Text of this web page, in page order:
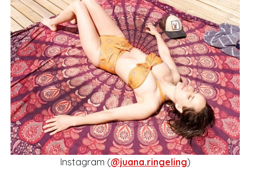
Instagram (@juana.ringeling)